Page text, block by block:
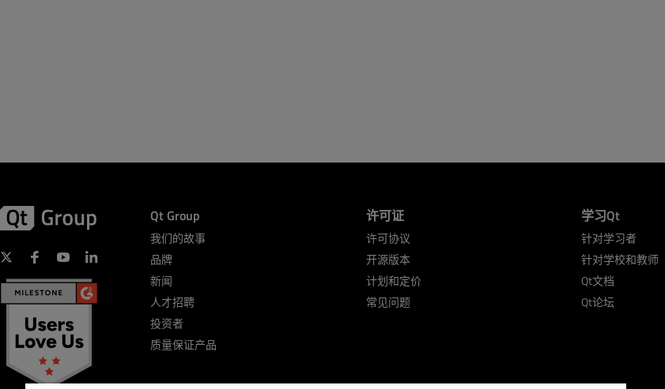
Qt Group
我们的故事
品牌
新闻
人才招聘
投资者
质量保证产品
许可证
许可协议
开源版本
计划和定价
常见问题
学习Qt
针对学习者
针对学校和教师
Qt文档
Qt论坛